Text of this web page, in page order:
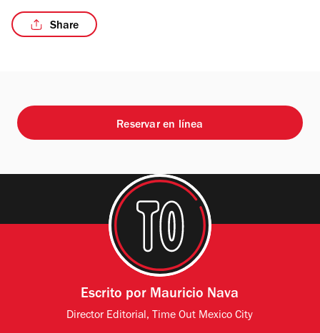
Share
Reservar en línea
Escrito por Mauricio Nava
Director Editorial, Time Out Mexico City